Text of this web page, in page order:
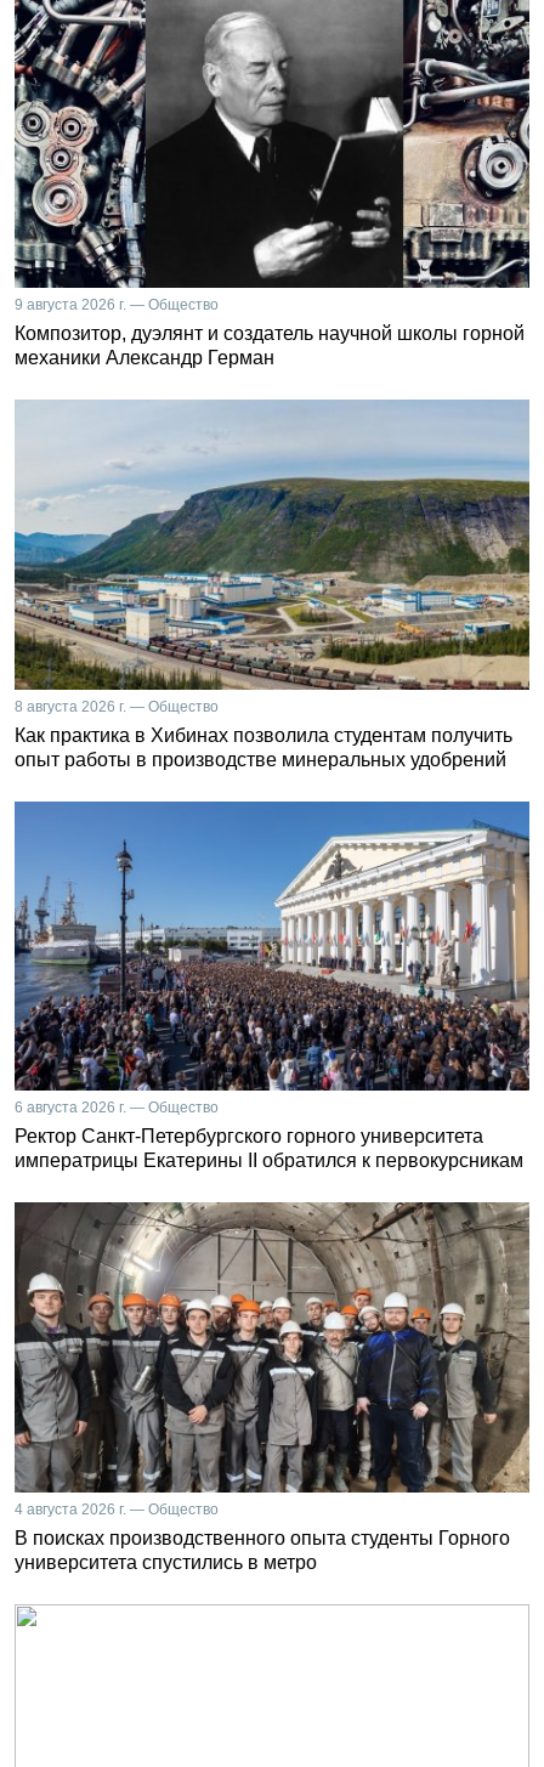
9 августа 2026 г. — Общество
Композитор, дуэлянт и создатель научной школы горной
механики Александр Герман
8 августа 2026 г. — Общество
Как практика в Хибинах позволила студентам получить
опыт работы в производстве минеральных удобрений
6 августа 2026 г. — Общество
Ректор Санкт-Петербургского горного университета
императрицы Екатерины II обратился к первокурсникам
4 августа 2026 г. — Общество
В поисках производственного опыта студенты Горного
университета спустились в метро